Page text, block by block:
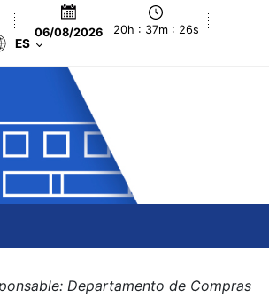
06/08/2026 20h : 37m : 26s
ES
Departamento de Compras